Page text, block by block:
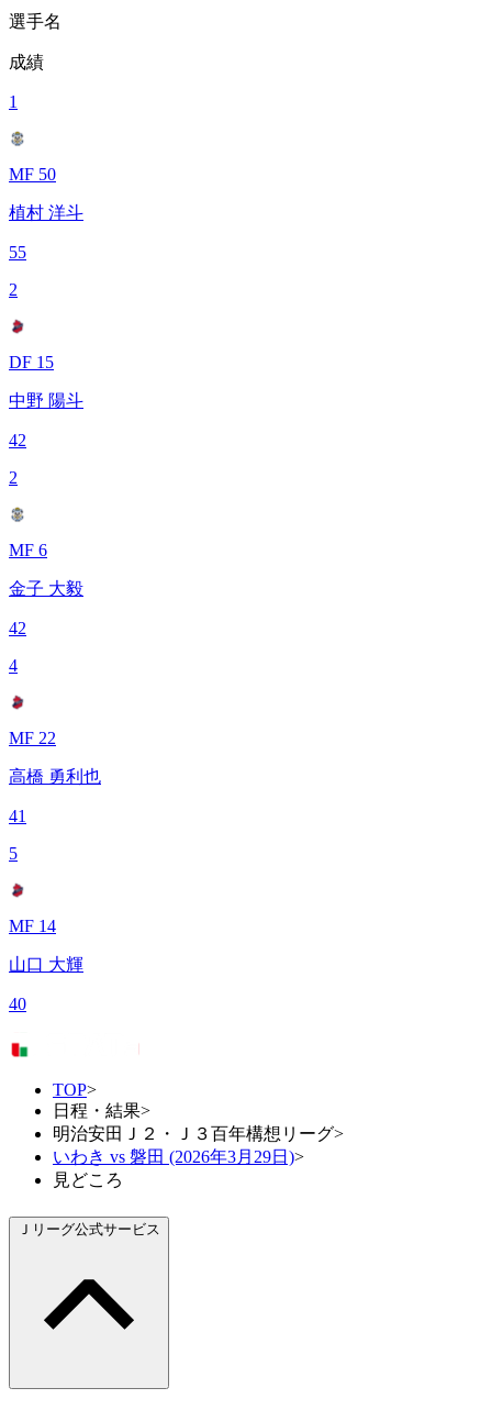
選手名
成績
1
MF 50
植村 洋斗
55
2
DF 15
中野 陽斗
42
2
MF 6
金子 大毅
42
4
MF 22
高橋 勇利也
41
5
MF 14
山口 大輝
40
TOP>
日程・結果>
明治安田Ｊ２・Ｊ３百年構想リーグ>
いわき vs 磐田 (2026年3月29日)>
見どころ
Ｊリーグ公式サービス